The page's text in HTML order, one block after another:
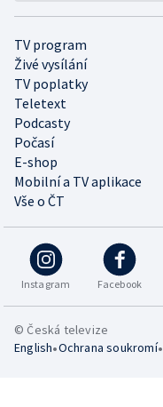
TV program
Živé vysílání
TV poplatky
Teletext
Podcasty
Počasí
E-shop
Mobilní a TV aplikace
Vše o ČT
Instagram Facebook
© Česká televize
English•Ochrana soukromí•